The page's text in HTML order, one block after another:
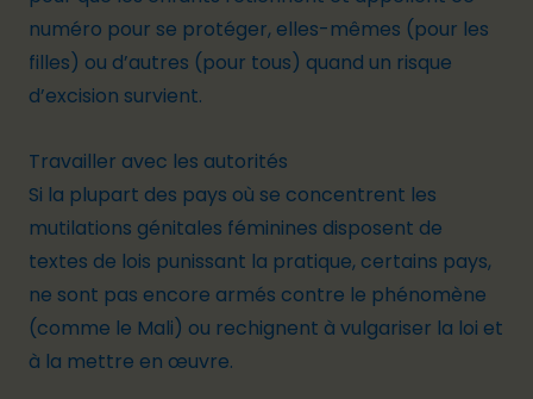
numéro pour se protéger, elles-mêmes (pour les
filles) ou d’autres (pour tous) quand un risque
d’excision survient.
Travailler avec les autorités
Si la plupart des pays où se concentrent les
mutilations génitales féminines disposent de
textes de lois punissant la pratique, certains pays,
ne sont pas encore armés contre le phénomène
(comme le Mali) ou rechignent à vulgariser la loi et
à la mettre en œuvre.